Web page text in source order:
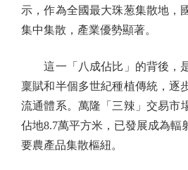
示，作為全國最大珠葱集散地，
集中集散，產業優勢顯著。
這一「八成佔比」的背後，
稟賦和半個多世紀種植傳統，逐
流通體系。萬隆「三辣」交易市
佔地8.7萬平方米，已發展成為輻
要農產品集散樞紐。